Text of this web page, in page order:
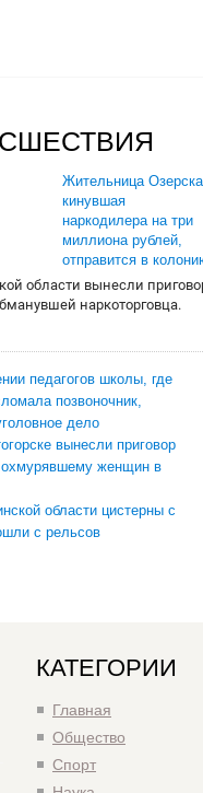
Жительница
кинувшая
наркодилера на три
миллиона рублей,
отправится в
области вынесли
наркоторговца.
педагогов школы, где
позвоночник,
дело
вынесли приговор
женщин в
области цистерны с
с рельсов
КАТЕГОРИИ
Главная
Общество
Спорт